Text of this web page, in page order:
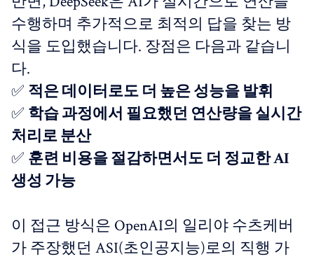
수행하며 추가적으로 최적의 답을 찾는 방
식을 도입했습니다. 장점은 다음과 같습니
다. ‎
✅ 적은 데이터로도 더 높은 성능을 발휘
✅ 학습 과정에서 필요했던 연산량을 실시간
처리로 분산
✅ 훈련 비용을 절감하면서도 더 정교한 AI
생성 가능
이 접근 방식은 OpenAI의 일리야 수츠케버
가 주장했던 ASI(초인공지능)로의 직행 가